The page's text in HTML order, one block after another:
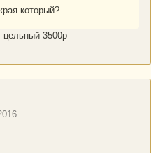
который?
цельный 3500р